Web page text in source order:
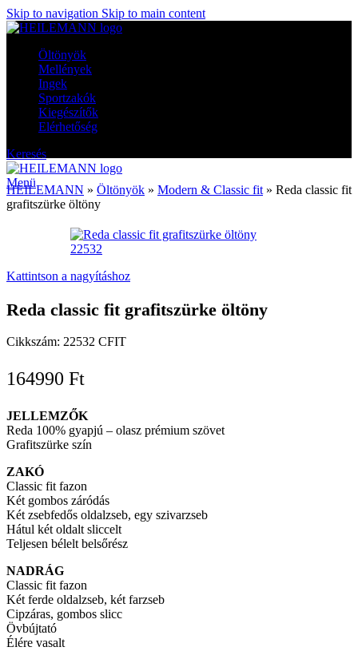
Skip to navigation Skip to main content
Öltönyök
Mellények
Ingek
Sportzakók
Kiegészítők
Elérhetőség
Keresés
Menü
HEILEMANN » Öltönyök » Modern & Classic fit » Reda classic fit
grafitszürke öltöny
Kattintson a nagyításhoz
Reda classic fit grafitszürke öltöny
Cikkszám: 22532 CFIT
164990 Ft
JELLEMZŐK
Reda 100% gyapjú – olasz prémium szövet
Grafitszürke szín
ZAKÓ
Classic fit fazon
Két gombos záródás
Két zsebfedős oldalzseb, egy szivarzseb
Hátul két oldalt sliccelt
Teljesen bélelt belsőrész
NADRÁG
Classic fit fazon
Két ferde oldalzseb, két farzseb
Cipzáras, gombos slicc
Övbújtató
Élére vasalt